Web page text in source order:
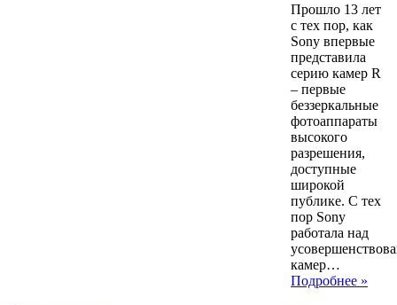
Прошло 13 лет
с тех пор, как
Sony впервые
представила
серию камер R
– первые
беззеркальные
фотоаппараты
высокого
разрешения,
доступные
широкой
публике. С тех
пор Sony
работала над
камер…
Подробнее »